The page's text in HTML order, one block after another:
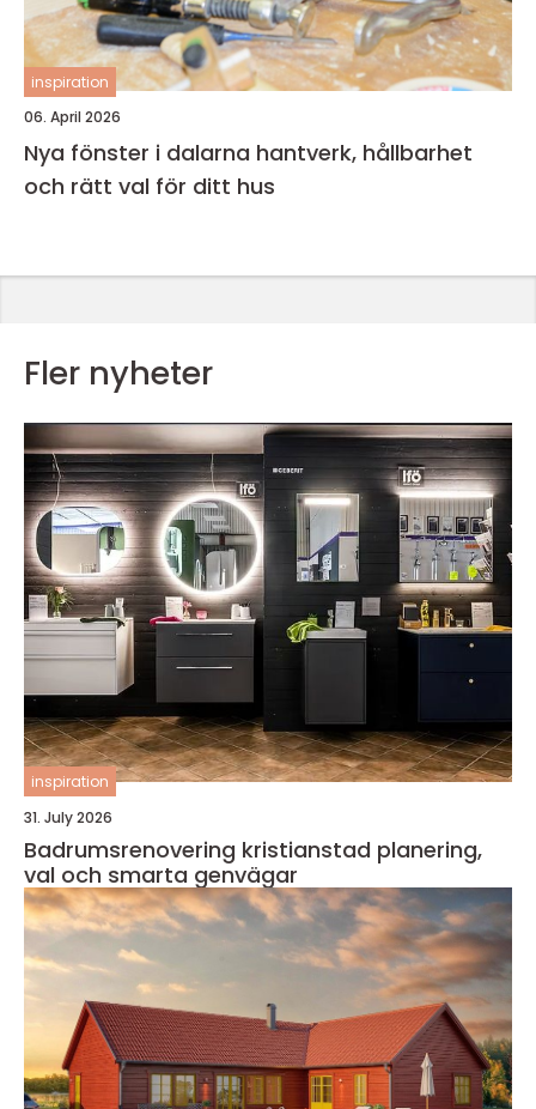
inspiration
06. April 2026
Nya fönster i dalarna hantverk, hållbarhet
och rätt val för ditt hus
Fler nyheter
inspiration
31. July 2026
Badrumsrenovering kristianstad planering,
val och smarta genvägar